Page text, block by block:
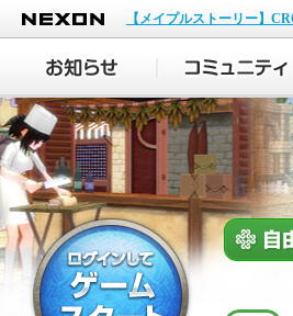
NEXON
【メイプルストーリー】